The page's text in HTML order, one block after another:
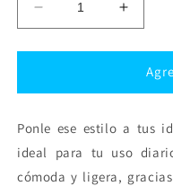
Reducir
cantidad
para
Poliéster
HPIS
CF
Negro
cantidad
para
HPIS
CF
Ponle ese estilo a tus
ideal para tu uso
cómoda y ligera,